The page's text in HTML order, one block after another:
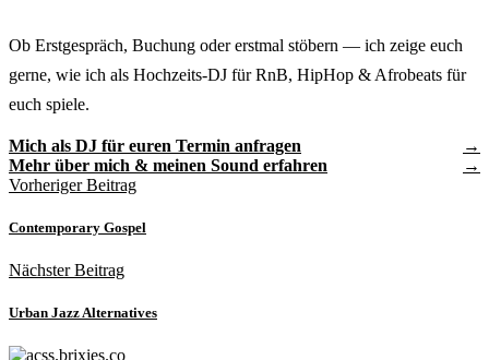
Ob Erstgespräch, Buchung oder erstmal stöbern — ich zeige euch
gerne, wie ich als Hochzeits-DJ für RnB, HipHop & Afrobeats für
euch spiele.
Mich als DJ für euren Termin anfragen
Mehr über mich & meinen Sound erfahren
Vorheriger Beitrag
Contemporary Gospel
Nächster Beitrag
Urban Jazz Alternatives